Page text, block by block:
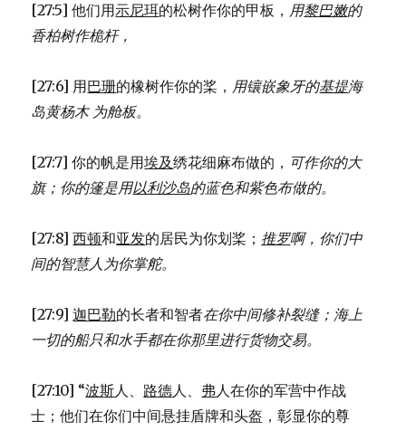
[27:5] 他们用示尼珥的松树作你的甲板， 用黎巴嫩的
香柏树作桅杆，
[27:6] 用巴珊的橡树作你的桨， 用镶嵌象牙的基提海
岛黄杨木 为舱板。
[27:7] 你的帆是用埃及绣花细麻布做的， 可作你的大
旗； 你的篷是用以利沙岛的蓝色和紫色布做的。
[27:8]西顿和亚发的居民为你划桨； 推罗啊，你们中
间的智慧人为你掌舵。
[27:9]迦巴勒的长者和智者在你中间修补裂缝； 海上
一切的船只和水手都在你那里进行货物交易。
[27:10] “波斯人、 路德人、 弗人在你的军营中作战
士；他们在你们中间悬挂盾牌和头盔，彰显你的尊